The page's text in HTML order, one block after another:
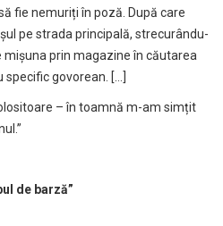
fie nemuriți în poză. După care
pe strada principală, strecurându-
prin magazine în căutarea
govorean. […]
– în toamnă m-am simțit
de barză”